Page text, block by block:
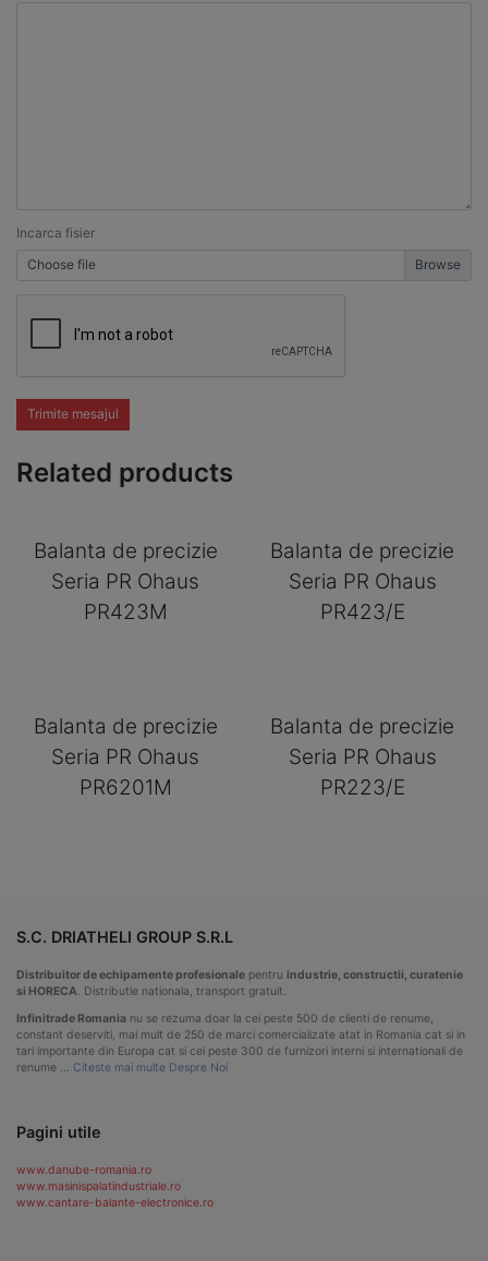
Incarca fisier
Choose file
Trimite mesajul
Related products
Balanta de precizie
Seria PR Ohaus
PR423M
Balanta de precizie
Seria PR Ohaus
PR423/E
Balanta de precizie
Seria PR Ohaus
PR6201M
Balanta de precizie
Seria PR Ohaus
PR223/E
S.C. DRIATHELI GROUP S.R.L
Distribuitor de echipamente profesionale pentru industrie, constructii, curatenie
si HORECA . Distributie nationala, transport gratuit.
Infinitrade Romania nu se rezuma doar la cei peste 500 de clienti de renume,
constant deserviti, mai mult de 250 de marci comercializate atat in Romania cat si in
tari importante din Europa cat si cei peste 300 de furnizori interni si internationali de
renume … Citeste mai multe Despre Noi
Pagini utile
www.danube-romania.ro
www.masinispalatindustriale.ro
www.cantare-balante-electronice.ro